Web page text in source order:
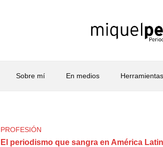
Sobre mí En medios Herramientas
PROFESIÓN
El periodismo que sangra en América